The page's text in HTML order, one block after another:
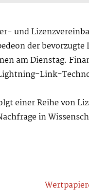
und
der
am Dienstag.
Link-
einer Reihe von
in